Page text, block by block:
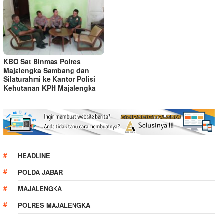
KBO Sat Binmas Polres
Majalengka Sambang dan
Silaturahmi ke Kantor Polisi
Kehutanan KPH Majalengka
HEADLINE
POLDA JABAR
MAJALENGKA
POLRES MAJALENGKA